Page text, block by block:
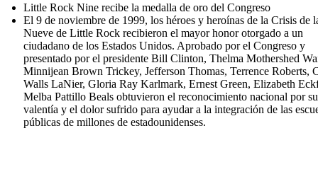
Little Rock Nine recibe la medalla de oro del Congreso
El 9 de noviembre de 1999, los héroes y heroínas de la Crisis de
Nueve de Little Rock recibieron el mayor honor otorgado a un
ciudadano de los Estados Unidos. Aprobado por el Congreso y
presentado por el presidente Bill Clinton, Thelma Mothershed
Minnijean Brown Trickey, Jefferson Thomas, Terrence Roberts,
Walls LaNier, Gloria Ray Karlmark, Ernest Green, Elizabeth
Melba Pattillo Beals obtuvieron el reconocimiento nacional por su
valentía y el dolor sufrido para ayudar a la integración de las
públicas de millones de estadounidenses.